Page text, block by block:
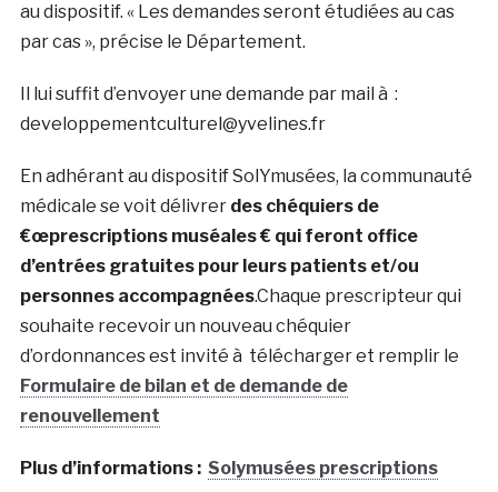
au dispositif. « Les demandes seront étudiées au cas
par cas », précise le Département.
Il lui suffit d’envoyer une demande par mail à :
developpementculturel@yvelines.fr
En adhérant au dispositif SolYmusées, la communauté
médicale se voit délivrer des chéquiers de
€œprescriptions muséales € qui feront office
d’entrées gratuites pour leurs patients et/ou
personnes accompagnées.Chaque prescripteur qui
souhaite recevoir un nouveau chéquier
d’ordonnances est invité à télécharger et remplir le
Formulaire de bilan et de demande de
renouvellement
Plus d’informations : Solymusées prescriptions